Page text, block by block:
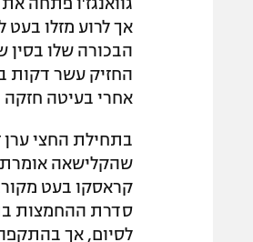
אך לרוע מזלו
הבכורה שלו בסין
החזיק עשר דקות
אחרי בעיטה חזקה
בתחילת החצי ערן
סדרת ההחמצות
לסיום, אך